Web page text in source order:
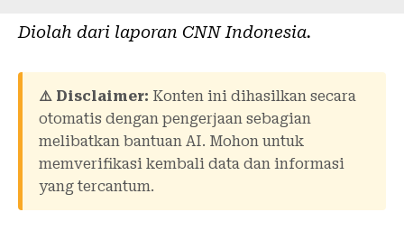
Diolah dari laporan CNN Indonesia.
⚠️ Disclaimer: Konten ini dihasilkan secara
otomatis dengan pengerjaan sebagian
melibatkan bantuan AI. Mohon untuk
memverifikasi kembali data dan informasi
yang tercantum.